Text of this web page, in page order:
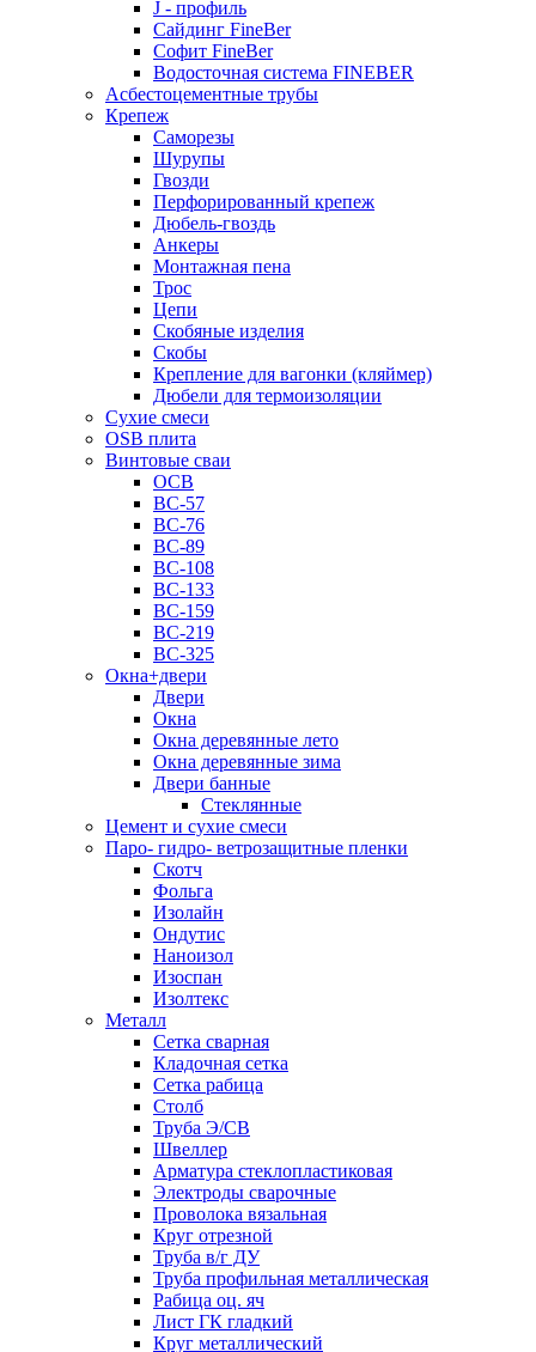
J - профиль
Сайдинг FineBer
Софит FineBer
Водосточная система FINEBER
Асбестоцементные трубы
Крепеж
Саморезы
Шурупы
Гвозди
Перфорированный крепеж
Дюбель-гвоздь
Анкеры
Монтажная пена
Трос
Цепи
Скобяные изделия
Скобы
Крепление для вагонки (кляймер)
Дюбели для термоизоляции
Сухие смеси
OSB плита
Винтовые сваи
ОСВ
ВС-57
ВС-76
ВС-89
ВС-108
ВС-133
ВС-159
ВС-219
ВС-325
Окна+двери
Двери
Окна
Окна деревянные лето
Окна деревянные зима
Двери банные
Стеклянные
Цемент и сухие смеси
Паро- гидро- ветрозащитные пленки
Скотч
Фольга
Изолайн
Ондутис
Наноизол
Изоспан
Изолтекс
Металл
Сетка сварная
Кладочная сетка
Сетка рабица
Столб
Труба Э/СВ
Швеллер
Арматура стеклопластиковая
Электроды сварочные
Проволока вязальная
Круг отрезной
Труба в/г ДУ
Труба профильная металлическая
Рабица оц. яч
Лист ГК гладкий
Круг металлический